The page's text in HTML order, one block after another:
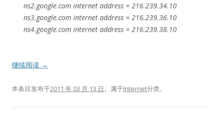
ns2.google.com internet address = 216.239.34.10
ns3.google.com internet address = 216.239.36.10
ns4.google.com internet address = 216.239.38.10
继续阅读 →
本条目发布于2011 年 03 月 13 日。属于Internet分类。